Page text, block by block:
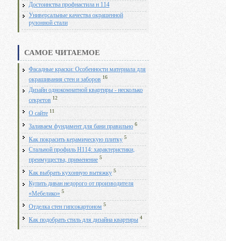
Достоинства профнастила н 114
Универсальные качества окрашенной
рулонной стали
САМОЕ ЧИТАЕМОЕ
Фасадные краски: Особенности материала для
окрашивания стен и заборов 16
Дизайн однокомнатной квартиры - несколько
секретов 12
О сайте 11
Заливаем фундамент для бани правильно 6
Как покрасить керамическую плитку 5
Стальной профиль Н114: характеристики,
преимущества, применение 5
Как выбрать кухонную вытяжку 5
Купить диван недорого от производителя
«Мебелико» 5
Отделка стен гипсокартоном 5
Как подобрать стиль для дизайна квартиры 4